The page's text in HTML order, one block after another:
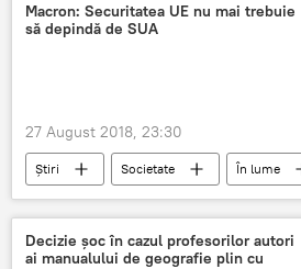
Macron: Securitatea UE nu mai trebuie
să depindă de SUA
27 August 2018, 23:30
Știri Societate
În lume
Franța
macron
securitate
Ue
dependenta
Decizie şoc în cazul profesorilor autori
ai manualului de geografie plin cu